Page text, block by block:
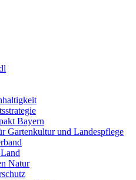
Bayern
Gartenkultur und Landespflege
Natur